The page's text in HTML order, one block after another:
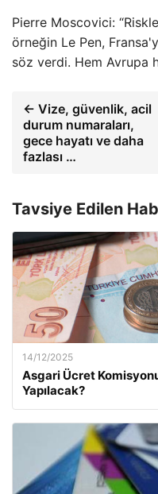
Pierre Moscovici:
örneğin Le Pen,
söz verdi. Hem Avrupa
← Vize, güvenlik, acil
durum numaraları,
gece hayatı ve daha
fazlası …
Tavsiye Edilen
14/12/2025
Asgari Ücret
Yapılacak?